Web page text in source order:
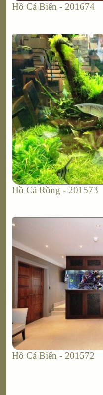
Hồ Cá Biển - 201674
Hồ Cá Rồng - 201573
Hồ Cá Biển - 201572